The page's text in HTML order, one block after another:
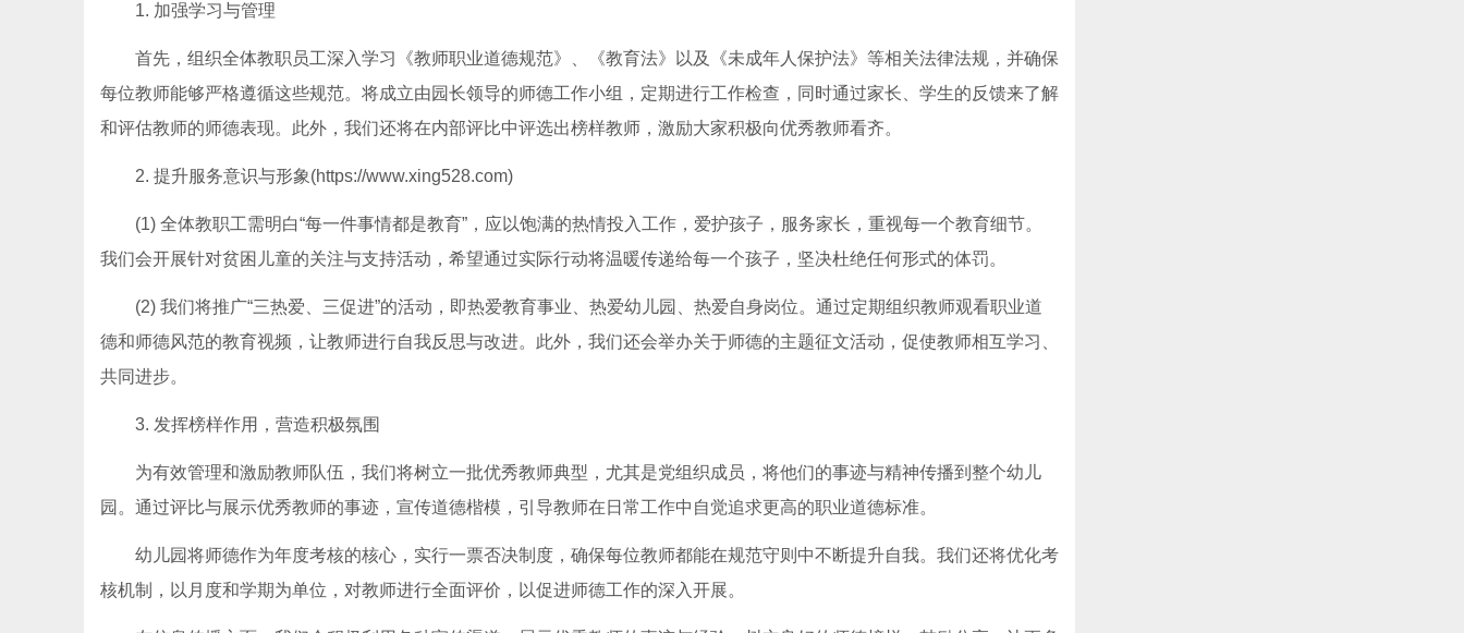
1. 加强学习与管理
首先，组织全体教职员工深入学习《教师职业道德规范》、《教育法》以及《未成年人保护法》等相关法律法规，并确保
每位教师能够严格遵循这些规范。将成立由园长领导的师德工作小组，定期进行工作检查，同时通过家长、学生的反馈来了解
和评估教师的师德表现。此外，我们还将在内部评比中评选出榜样教师，激励大家积极向优秀教师看齐。
2. 提升服务意识与形象(https://www.xing528.com)
(1) 全体教职工需明白“每一件事情都是教育”，应以饱满的热情投入工作，爱护孩子，服务家长，重视每一个教育细节。
我们会开展针对贫困儿童的关注与支持活动，希望通过实际行动将温暖传递给每一个孩子，坚决杜绝任何形式的体罚。
(2) 我们将推广“三热爱、三促进”的活动，即热爱教育事业、热爱幼儿园、热爱自身岗位。通过定期组织教师观看职业道
德和师德风范的教育视频，让教师进行自我反思与改进。此外，我们还会举办关于师德的主题征文活动，促使教师相互学习、
共同进步。
3. 发挥榜样作用，营造积极氛围
为有效管理和激励教师队伍，我们将树立一批优秀教师典型，尤其是党组织成员，将他们的事迹与精神传播到整个幼儿
园。通过评比与展示优秀教师的事迹，宣传道德楷模，引导教师在日常工作中自觉追求更高的职业道德标准。
幼儿园将师德作为年度考核的核心，实行一票否决制度，确保每位教师都能在规范守则中不断提升自我。我们还将优化考
核机制，以月度和学期为单位，对教师进行全面评价，以促进师德工作的深入开展。